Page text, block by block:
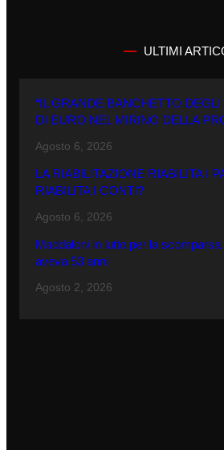
ULTIMI
“IL GRANDE BANCHETTO DEGLI
DI EURO NEL MIRINO DELLA
Agosto 6, 2026
LA RIABILITAZIONE RIABILITA I
RIABILITA I CONTI?
Agosto 6, 2026
Maddaloni in lutto per la
aveva 53 anni
Agosto 2, 2026